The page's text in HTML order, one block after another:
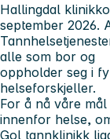
Hallingdal
september 2026.
alle som bor og
oppholder seg i
helseforskjeller.
For å nå våre
innenfor helse,
Gol tannklinikk